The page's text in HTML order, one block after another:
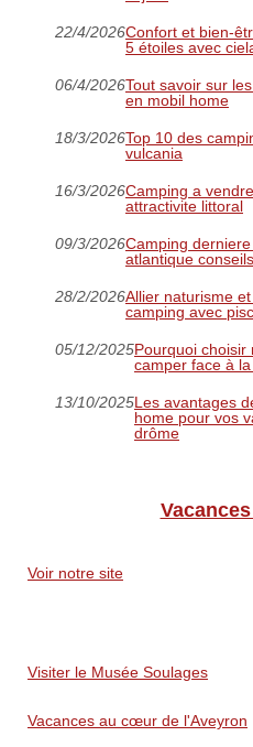
22/4/2026Confort et bien-
5 étoiles avec
06/4/2026Tout savoir sur
en mobil home
18/3/2026Top 10 des
vulcania
16/3/2026Camping a
attractivite littoral
09/3/2026Camping
atlantique
28/2/2026Allier naturisme
camping avec
05/12/2025Pourquoi choisir
camper face à
13/10/2025Les avantages
home pour vos
drôme
Voir notre site
Visiter le Musée Soulages
Vacances au cœur de l'Aveyron